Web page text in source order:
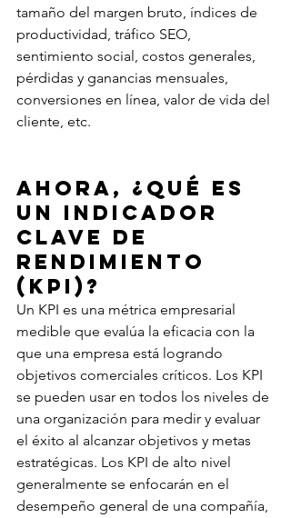
tamaño del margen bruto, índices de
productividad, tráfico SEO,
sentimiento social, costos generales,
pérdidas y ganancias mensuales,
conversiones en línea, valor de vida del
cliente, etc.
Ahora, ¿qué es
un indicador
clave de
rendimiento
(KPI)?
Un KPI es una métrica empresarial
medible que evalúa la eficacia con la
que una empresa está logrando
objetivos comerciales críticos. Los KPI
se pueden usar en todos los niveles de
una organización para medir y evaluar
el éxito al alcanzar objetivos y metas
estratégicas. Los KPI de alto nivel
generalmente se enfocarán en el
desempeño general de una compañía,